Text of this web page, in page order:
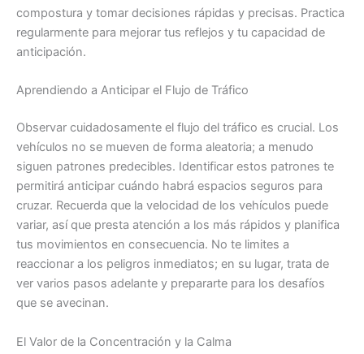
compostura y tomar decisiones rápidas y precisas. Practica
regularmente para mejorar tus reflejos y tu capacidad de
anticipación.
Aprendiendo a Anticipar el Flujo de Tráfico
Observar cuidadosamente el flujo del tráfico es crucial. Los
vehículos no se mueven de forma aleatoria; a menudo
siguen patrones predecibles. Identificar estos patrones te
permitirá anticipar cuándo habrá espacios seguros para
cruzar. Recuerda que la velocidad de los vehículos puede
variar, así que presta atención a los más rápidos y planifica
tus movimientos en consecuencia. No te limites a
reaccionar a los peligros inmediatos; en su lugar, trata de
ver varios pasos adelante y prepararte para los desafíos
que se avecinan.
El Valor de la Concentración y la Calma